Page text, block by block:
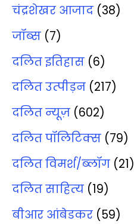
चंद्रशेखर आजाद (38)
जॉब्‍स (7)
दलित इतिहास (6)
दलित उत्‍पीड़न (217)
दलित न्‍यूज़ (602)
दलित पॉलिटिक्‍स (79)
दलित विमर्श/ब्‍लॉग (21)
दलित साहित्‍य (19)
बीआर आंबेडकर (59)